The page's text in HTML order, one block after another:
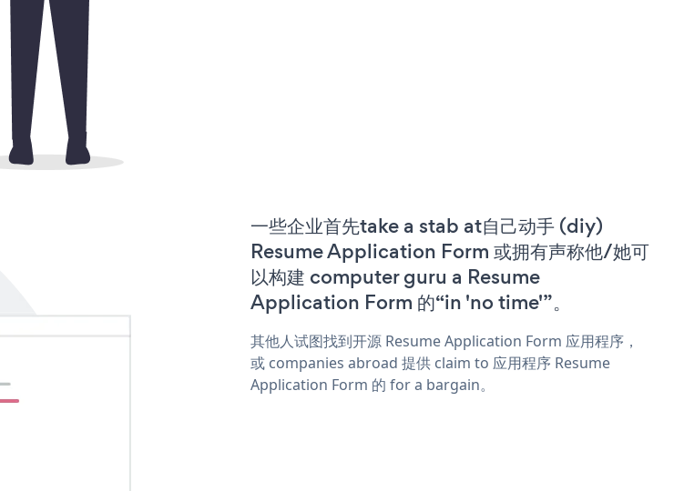
一些企业首先take a stab at自己动手 (diy)
Resume Application Form 或拥有声称他/她可
以构建 computer guru a Resume
Application Form 的“in 'no time'”。
其他人试图找到开源 Resume Application Form 应用程序，
或 companies abroad 提供 claim to 应用程序 Resume
Application Form 的 for a bargain。